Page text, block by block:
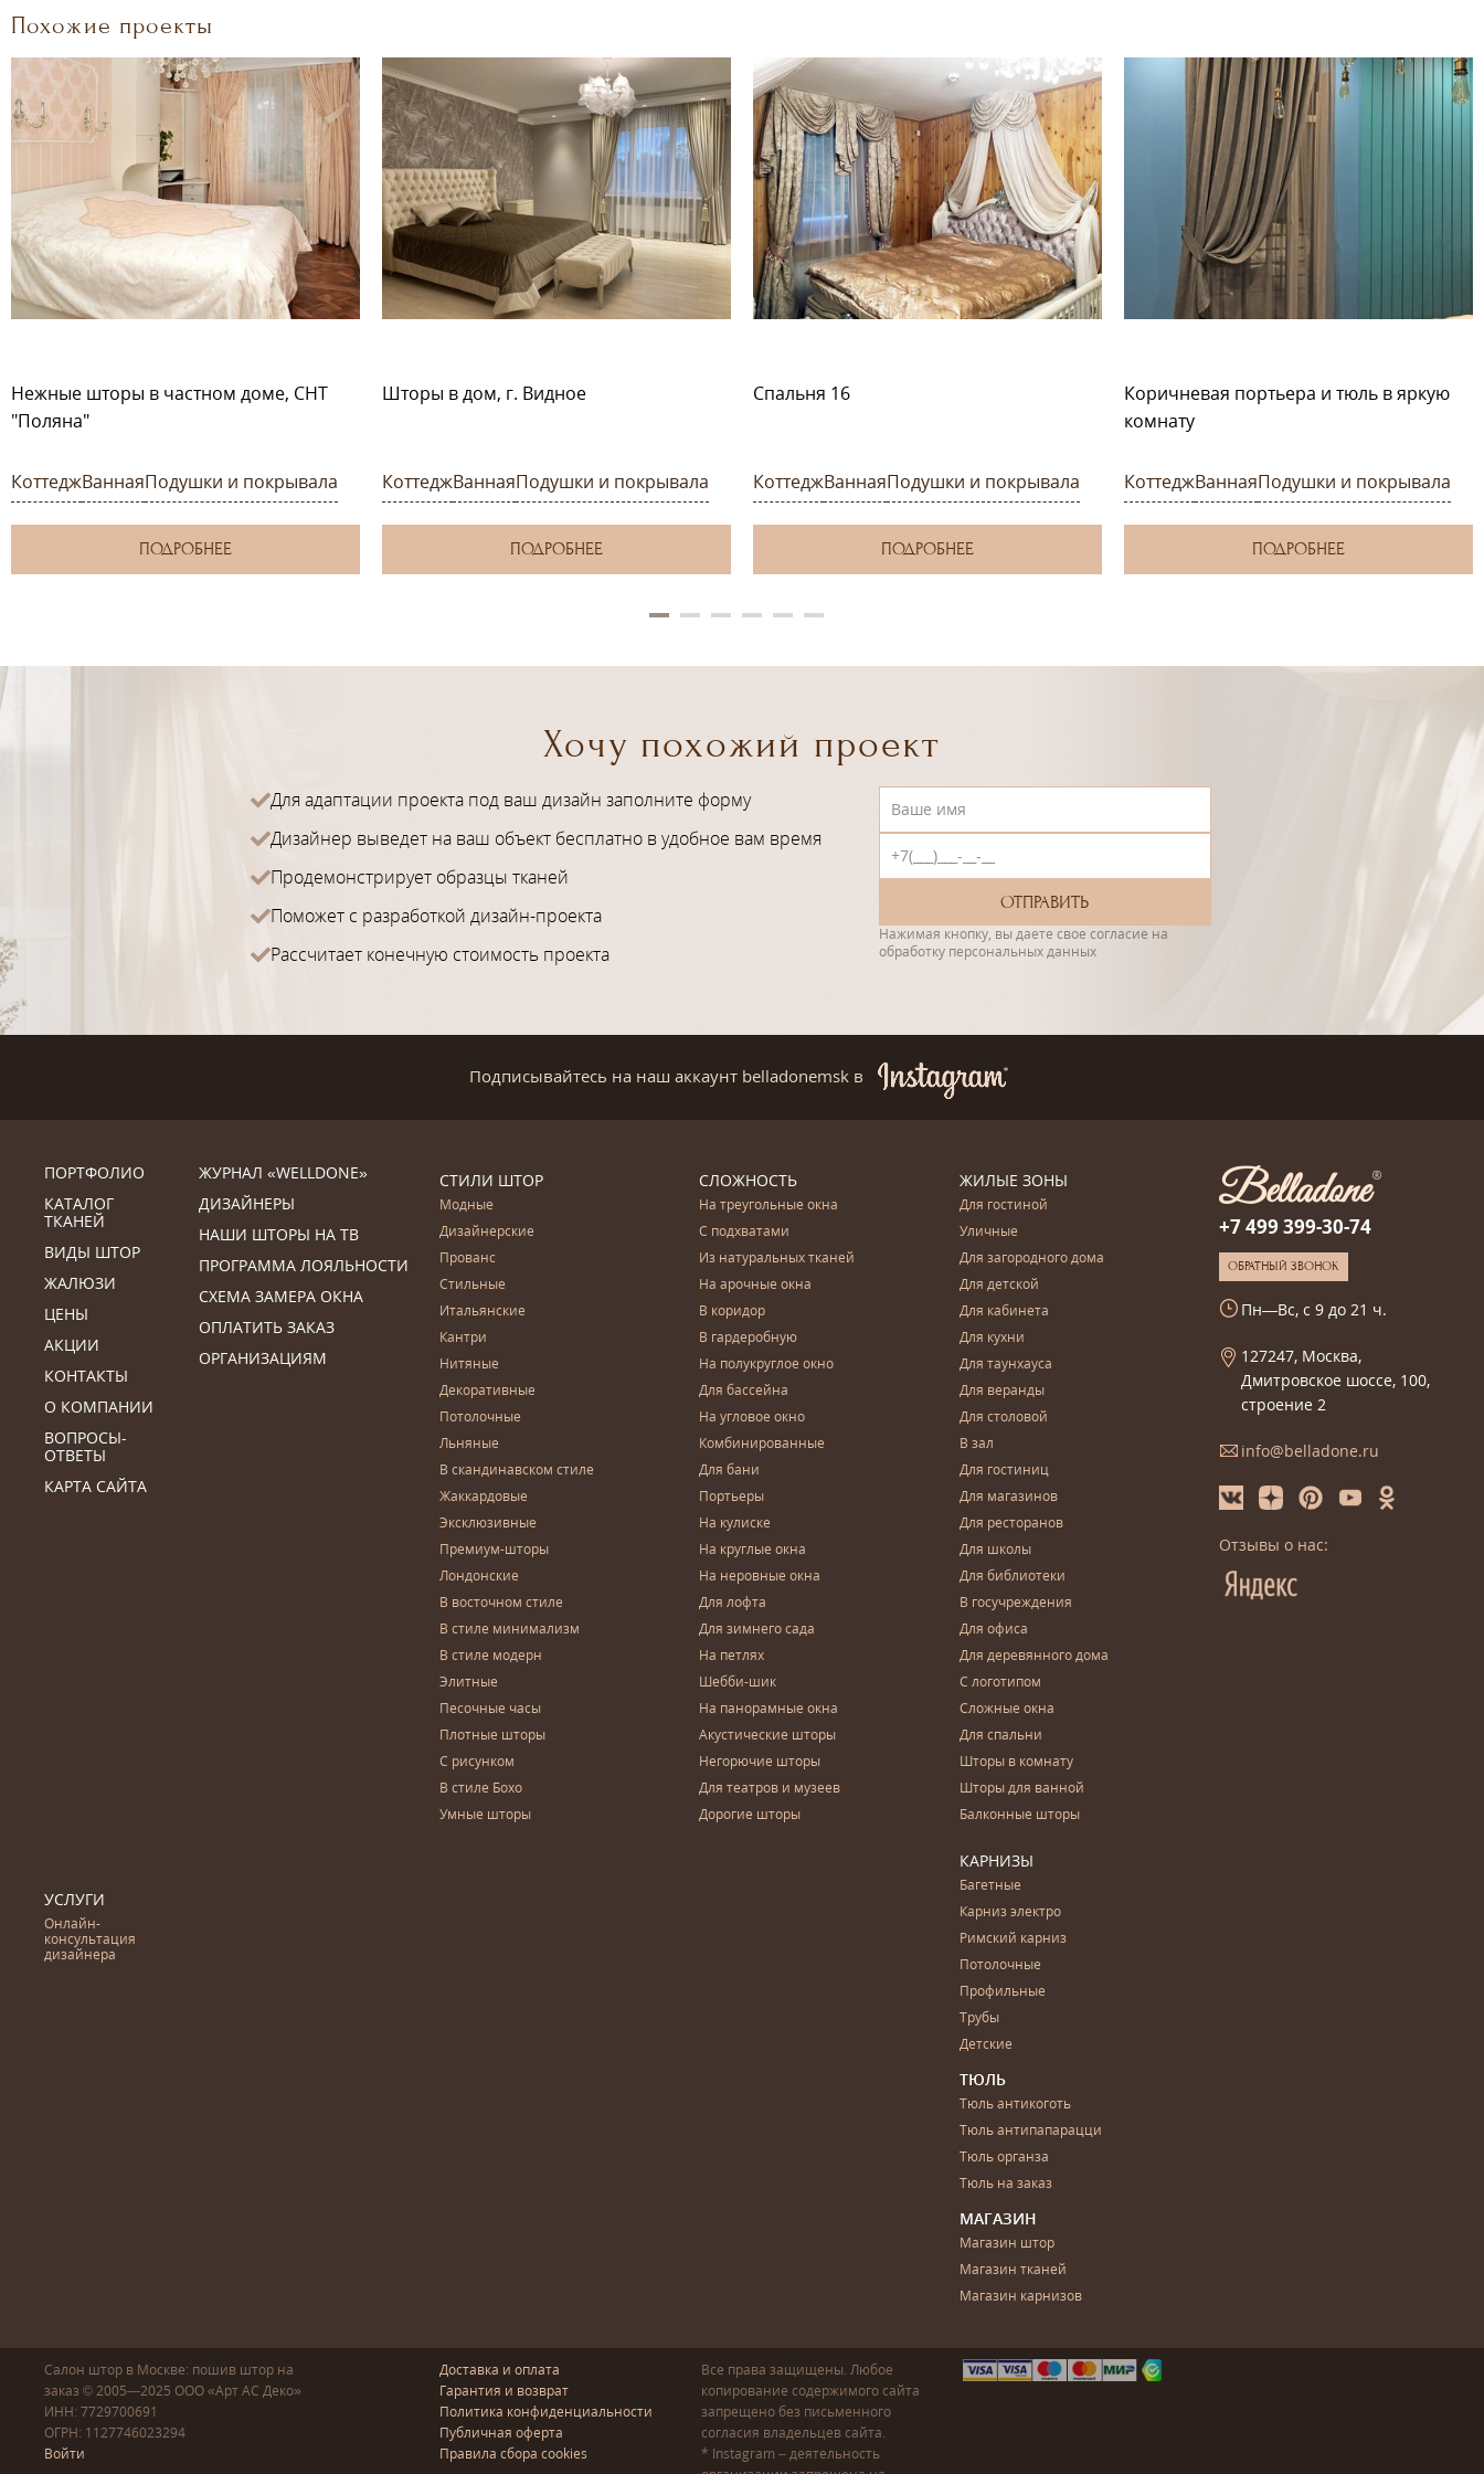
Похожие проекты
Нежные шторы в частном доме, СНТ
"Поляна"
КоттеджВаннаяПодушки и покрывала
ПОДРОБНЕЕ
Шторы в дом, г. Видное
КоттеджВаннаяПодушки и покрывала
ПОДРОБНЕЕ
Спальня 16
КоттеджВаннаяПодушки и покрывала
ПОДРОБНЕЕ
Коричневая портьера и тюль в яркую
комнату
КоттеджВаннаяПодушки и покрывала
ПОДРОБНЕЕ
Хочу похожий проект
Для адаптации проекта под ваш дизайн заполните форму
Дизайнер выведет на ваш объект бесплатно в удобное вам время
Продемонстрирует образцы тканей
Поможет с разработкой дизайн-проекта
Рассчитает конечную стоимость проекта
Нажимая кнопку, вы даете свое согласие на
обработку персональных данных
Подписывайтесь на наш аккаунт belladonemsk в
ПОРТФОЛИО
КАТАЛОГ
ТКАНЕЙ
ВИДЫ ШТОР
ЖАЛЮЗИ
ЦЕНЫ
АКЦИИ
КОНТАКТЫ
О КОМПАНИИ
ВОПРОСЫ-
ОТВЕТЫ
КАРТА САЙТА
ЖУРНАЛ «WELLDONE»
ДИЗАЙНЕРЫ
НАШИ ШТОРЫ НА ТВ
ПРОГРАММА ЛОЯЛЬНОСТИ
СХЕМА ЗАМЕРА ОКНА
ОПЛАТИТЬ ЗАКАЗ
ОРГАНИЗАЦИЯМ
УСЛУГИ
Онлайн-
консультация
дизайнера
СТИЛИ ШТОР
Модные
Дизайнерские
Прованс
Стильные
Итальянские
Кантри
Нитяные
Декоративные
Потолочные
Льняные
В скандинавском стиле
Жаккардовые
Эксклюзивные
Премиум-шторы
Лондонские
В восточном стиле
В стиле минимализм
В стиле модерн
Элитные
Песочные часы
Плотные шторы
С рисунком
В стиле Бохо
Умные шторы
СЛОЖНОСТЬ
На треугольные окна
С подхватами
Из натуральных тканей
На арочные окна
В коридор
В гардеробную
На полукруглое окно
Для бассейна
На угловое окно
Комбинированные
Для бани
Портьеры
На кулиске
На круглые окна
На неровные окна
Для лофта
Для зимнего сада
На петлях
Шебби-шик
На панорамные окна
Акустические шторы
Негорючие шторы
Для театров и музеев
Дорогие шторы
ЖИЛЫЕ ЗОНЫ
Для гостиной
Уличные
Для загородного дома
Для детской
Для кабинета
Для кухни
Для таунхауса
Для веранды
Для столовой
В зал
Для гостиниц
Для магазинов
Для ресторанов
Для школы
Для библиотеки
В госучреждения
Для офиса
Для деревянного дома
С логотипом
Сложные окна
Для спальни
Шторы в комнату
Шторы для ванной
Балконные шторы
КАРНИЗЫ
Багетные
Карниз электро
Римский карниз
Потолочные
Профильные
Трубы
Детские
ТЮЛЬ
Тюль антикоготь
Тюль антипапарацци
Тюль органза
Тюль на заказ
МАГАЗИН
Магазин штор
Магазин тканей
Магазин карнизов
+7 499 399-30-74
ОБРАТНЫЙ ЗВОНОК
Пн—Вс, с 9 до 21 ч.
127247, Москва,
Дмитровское шоссе, 100,
строение 2
info@belladone.ru
Отзывы о нас:
Салон штор в Москве: пошив штор на
заказ © 2005—2025 ООО «Арт АС Деко»
ИНН: 7729700691
ОГРН: 1127746023294
Войти
Доставка и оплата
Гарантия и возврат
Политика конфиденциальности
Публичная оферта
Правила сбора cookies
Все права защищены. Любое
копирование содержимого сайта
запрещено без письменного
согласия владельцев сайта.
* Instagram – деятельность